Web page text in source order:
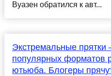
Вуазен обратился к авт...
Экстремальные
популярных форматов
ютьюба. Блогеры